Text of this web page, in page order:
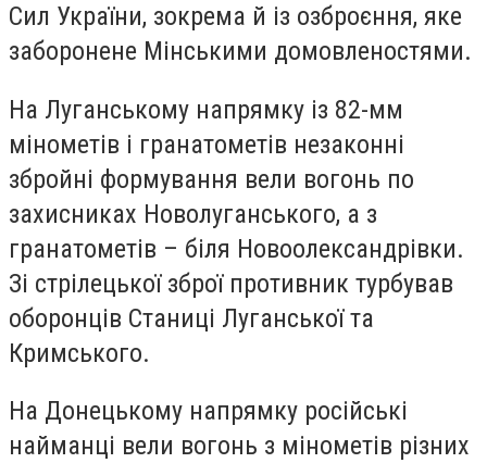
Сил України, зокрема й із озброєння, яке
заборонене Мінськими домовленостями.
На Луганському напрямку із 82-мм
мінометів і гранатометів незаконні
збройні формування вели вогонь по
захисниках Новолуганського, а з
гранатометів – біля Новоолександрівки.
Зі стрілецької зброї противник турбував
оборонців Станиці Луганської та
Кримського.
На Донецькому напрямку російські
найманці вели вогонь з мінометів різних